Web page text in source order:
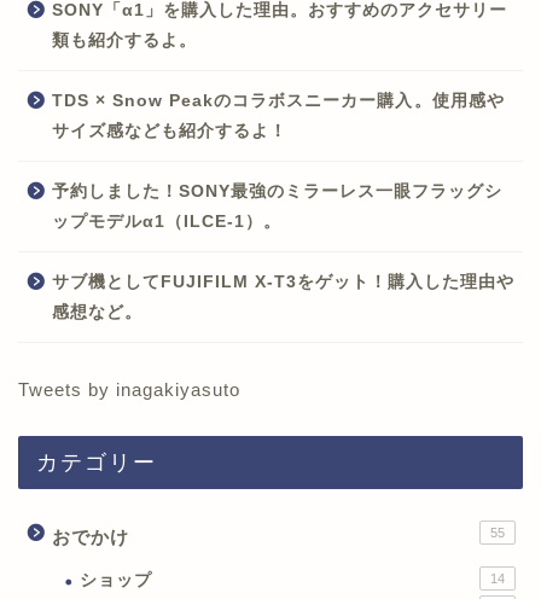
SONY「α1」を購入した理由。おすすめのアクセサリー
類も紹介するよ。
TDS × Snow Peakのコラボスニーカー購入。使用感や
サイズ感なども紹介するよ！
予約しました！SONY最強のミラーレス一眼フラッグシ
ップモデルα1（ILCE-1）。
サブ機としてFUJIFILM X-T3をゲット！購入した理由や
感想など。
Tweets by inagakiyasuto
カテゴリー
おでかけ 55
ショップ 14